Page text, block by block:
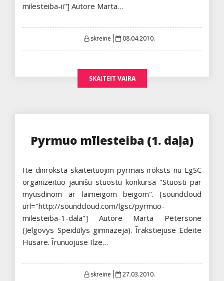
milesteiba-ii"] Autore Marta…
skreine
Posted
08.04.2010.
SKAITEIT VAIRA
Pyrmuo mīlesteiba (1. daļa)
Ite dīnroksta skaiteituojim pyrmais īroksts nu LgSC
organizeituo jaunīšu stuostu konkursa "Stuosti par
myusdīnom ar laimeigom beigom". [soundcloud
url="http://soundcloud.com/lgsc/pyrmuo-
milesteiba-1-dala"] Autore Marta Pētersone
(Jelgovys Speidūlys gimnazeja). Īrakstiejuse Edeite
Husare. Īrunuojuse Ilze…
skreine
Posted
27.03.2010.